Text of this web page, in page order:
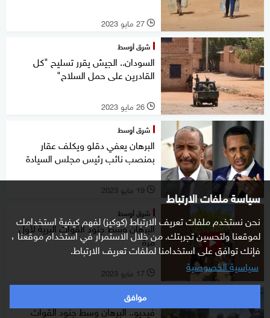
سياسة ملفات الارتباط
نحن نستخدم ملفات تعريف الارتباط (كوكيز) لفهم كيفية استخدامك
لموقعنا ولتحسين تجربتك. من خلال الاستمرار في استخدام موقعنا ،
فإنك توافق على استخدامنا لملفات تعريف الارتباط.
سياسية الخصوصية
موافق
l 27 مايو 2023
شرق أوسط
السودان.. الجيش يقرر تسليح "كل
القادرين على حمل السلاح"
l 26 مايو 2023
شرق أوسط
البرهان يعفي دقلو ويكلف عقار
بمنصب نائب رئيس مجلس السيادة
l 19 مايو 2023
شرق أوسط
البرهان وسط جنود القوات البرية لأول
مرة
l 17 مايو 2023
شرق أوسط
فيديو.. البرهان وسط جنود القوات